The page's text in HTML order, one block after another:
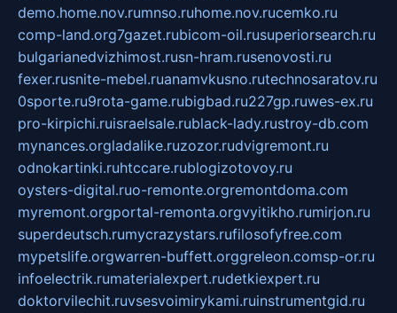
demo.home.nov.rumnso.ruhome.nov.rucemko.ru
comp-land.org7gazet.rubicom-oil.rusuperiorsearch.ru
bulgarianedvizhimost.rusn-hram.rusenovosti.ru
fexer.rusnite-mebel.ruanamvkusno.rutechnosaratov.ru
0sporte.ru9rota-game.rubigbad.ru227gp.ruwes-ex.ru
pro-kirpichi.ruisraelsale.rublack-lady.rustroy-db.com
mynances.orgladalike.ruzozor.rudvigremont.ru
odnokartinki.ruhtccare.rublogizotovoy.ru
oysters-digital.ruo-remonte.orgremontdoma.com
myremont.orgportal-remonta.orgvyitikho.rumirjon.ru
superdeutsch.rumycrazystars.rufilosofyfree.com
mypetslife.orgwarren-buffett.orggreleon.comsp-or.ru
infoelectrik.rumaterialexpert.rudetkiexpert.ru
doktorvilechit.ruvsesvoimirykami.ruinstrumentgid.ru